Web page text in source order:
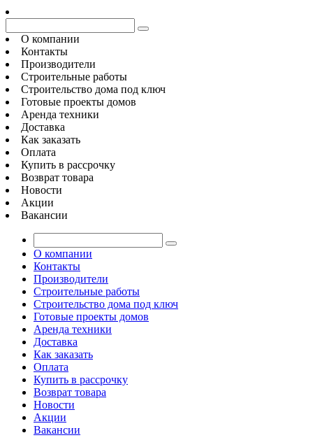
О компании
Контакты
Производители
Строительные работы
Строительство дома под ключ
Готовые проекты домов
Аренда техники
Доставка
Как заказать
Оплата
Купить в рассрочку
Возврат товара
Новости
Акции
Вакансии
О компании
Контакты
Производители
Строительные работы
Строительство дома под ключ
Готовые проекты домов
Аренда техники
Доставка
Как заказать
Оплата
Купить в рассрочку
Возврат товара
Новости
Акции
Вакансии